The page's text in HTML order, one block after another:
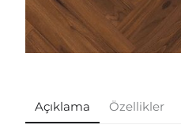
Açıklama Özellikler